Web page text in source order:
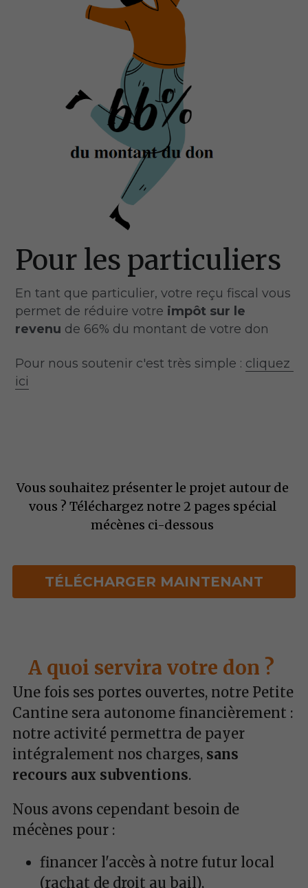
Pour les particuliers
En tant que particulier, votre reçu fiscal vous
permet de réduire votre impôt sur le
revenu de 66% du montant de votre don
Pour nous soutenir c'est très simple : cliquez
ici
Vous souhaitez présenter le projet autour de
vous ? Téléchargez notre 2 pages spécial
mécènes ci-dessous
TÉLÉCHARGER MAINTENANT
A quoi servira votre don ?
Une fois ses portes ouvertes, notre Petite
Cantine sera autonome financièrement :
notre activité permettra de payer
intégralement nos charges, sans
recours aux subventions.
Nous avons cependant besoin de
mécènes pour :
financer l'accès à notre futur local
(rachat de droit au bail),